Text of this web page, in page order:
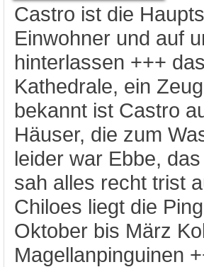
Castro ist die
Einwohner und auf
hinterlassen +++
Kathedrale, ein
bekannt ist Castro
Häuser, die zum
leider war Ebbe,
sah alles recht trist
Chiloes liegt die
Oktober bis März
Magellanpinguinen